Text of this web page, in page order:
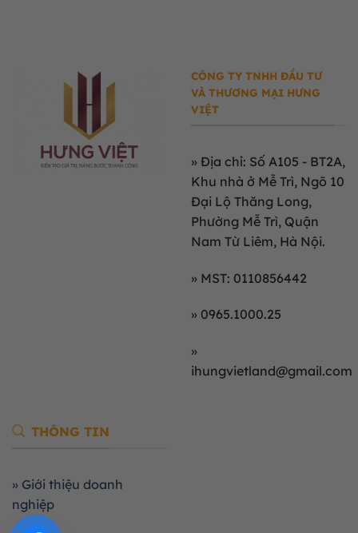
CÔNG TY TNHH ĐẦU TƯ
VÀ THƯƠNG MẠI HƯNG
VIỆT
» Địa chỉ: Số A105 - BT2A,
Khu nhà ở Mễ Trì, Ngõ 10
Đại Lộ Thăng Long,
Phường Mễ Trì, Quận
Nam Từ Liêm, Hà Nội.
» MST: 0110856442
» 0965.1000.25
»
ihungvietland@gmail.com
THÔNG TIN
» Giới thiệu doanh
nghiệp